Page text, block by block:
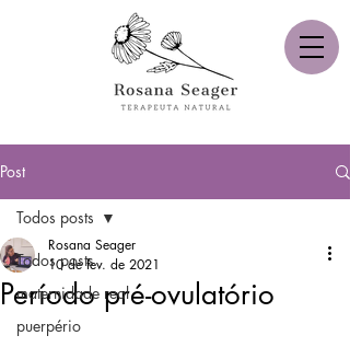
Post
Todos posts
maternidade real
puerpério
Todos posts
Período pré-ovulatório
Rosana Seager
10 de fev. de 2021